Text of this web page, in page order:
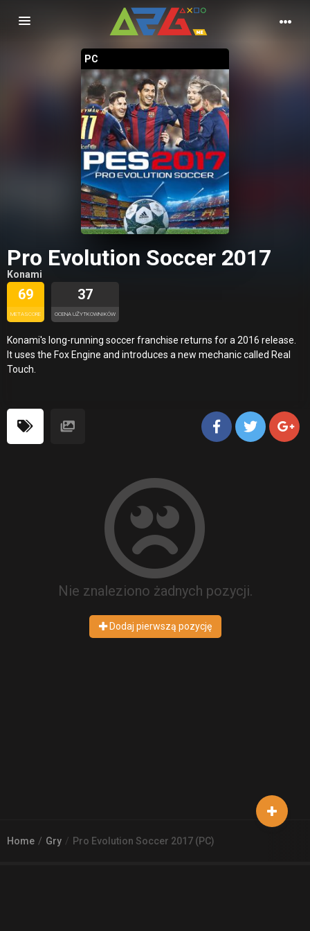
Nawigacja
PC
Pro Evolution Soccer 2017
Konami
69
METASCORE
37
OCENA UŻYTKOWNIKÓW
Konami's long-running soccer franchise returns for a 2016 release.
It uses the Fox Engine and introduces a new mechanic called Real
Touch.
Nie znaleziono żadnych pozycji.
Dodaj pierwszą pozycję
Home Gry Pro Evolution Soccer 2017 (PC)